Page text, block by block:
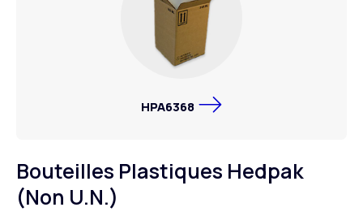
HPA6368
Bouteilles Plastiques Hedpak
(Non U.N.)